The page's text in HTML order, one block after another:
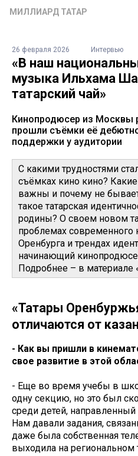
МИЛЛИАРД ТАТАР
26 февраля 2026 Интервью
«В наш
музыка Ильхама
татарский чай»
Кинопродюсер из Москвы
прошли съёмки её
поддержки у аудитории
С какими трудностями
съёмках кино кино?
важны и почему не
такое татарская
родины? О своем новом
проблемах современного
Оренбурга и трендах
начинающий
Подробнее – в материале
«Татары
отличаются от
- Как вы пришли в
свое развитие в этой
- Еще во время учебы в
одну секцию, но это был
среди детей,
Нам давали задания,
даже была собственная
выходила на